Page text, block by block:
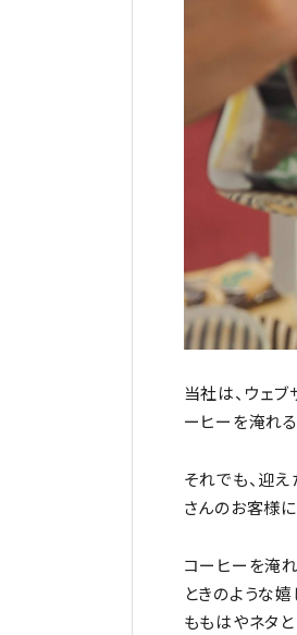
当社は、ウェ
ーヒーを淹れ
それでも、迎
さんのお客様
コーヒーを淹
ときのような
ももはやネタ